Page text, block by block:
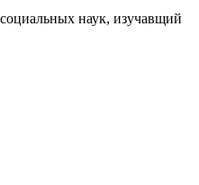
социальных наук, изучавщий